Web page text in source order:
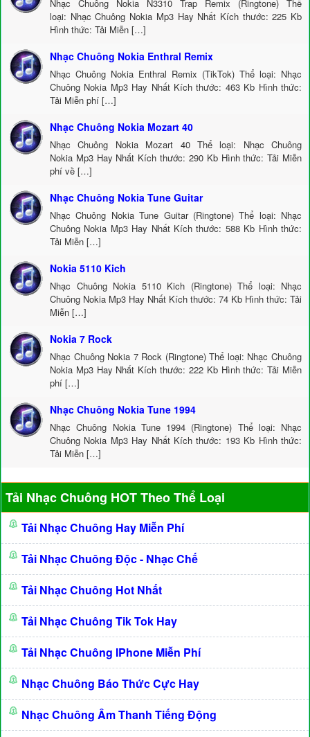
Nhạc Chuông Nokia N3310 Trap Remix (Ringtone) Thể
loại: Nhạc Chuông Nokia Mp3 Hay Nhất Kích thước: 225 Kb
Hình thức: Tải Miễn […]
Nhạc Chuông Nokia Enthral Remix
Nhạc Chuông Nokia Enthral Remix (TikTok) Thể loại: Nhạc
Chuông Nokia Mp3 Hay Nhất Kích thước: 463 Kb Hình thức:
Tải Miễn phí […]
Nhạc Chuông Nokia Mozart 40
Nhạc Chuông Nokia Mozart 40 Thể loại: Nhạc Chuông
Nokia Mp3 Hay Nhất Kích thước: 290 Kb Hình thức: Tải Miễn
phí về […]
Nhạc Chuông Nokia Tune Guitar
Nhạc Chuông Nokia Tune Guitar (Ringtone) Thể loại: Nhạc
Chuông Nokia Mp3 Hay Nhất Kích thước: 588 Kb Hình thức:
Tải Miễn […]
Nokia 5110 Kich
Nhạc Chuông Nokia 5110 Kich (Ringtone) Thể loại: Nhạc
Chuông Nokia Mp3 Hay Nhất Kích thước: 74 Kb Hình thức: Tải
Miễn […]
Nokia 7 Rock
Nhạc Chuông Nokia 7 Rock (Ringtone) Thể loại: Nhạc Chuông
Nokia Mp3 Hay Nhất Kích thước: 222 Kb Hình thức: Tải Miễn
phí […]
Nhạc Chuông Nokia Tune 1994
Nhạc Chuông Nokia Tune 1994 (Ringtone) Thể loại: Nhạc
Chuông Nokia Mp3 Hay Nhất Kích thước: 193 Kb Hình thức:
Tải Miễn […]
Tải Nhạc Chuông HOT Theo Thể Loại
Tải Nhạc Chuông Hay Miễn Phí
Tải Nhạc Chuông Độc - Nhạc Chế
Tải Nhạc Chuông Hot Nhất
Tải Nhạc Chuông Tik Tok Hay
Tải Nhạc Chuông IPhone Miễn Phí
Nhạc Chuông Báo Thức Cực Hay
Nhạc Chuông Âm Thanh Tiếng Động